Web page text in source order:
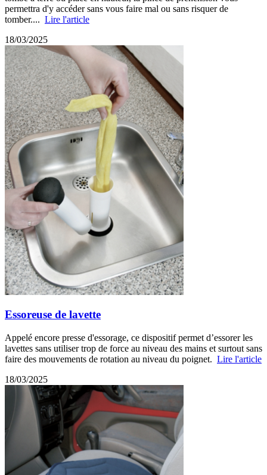
permettra d'y accéder sans vous faire mal ou sans risquer de
tomber.... Lire l'article
18/03/2025
Essoreuse de lavette
Appelé encore presse d'essorage, ce dispositif permet d’essorer les
lavettes sans utiliser trop de force au niveau des mains et surtout sans
faire des mouvements de rotation au niveau du poignet. Lire l'article
18/03/2025